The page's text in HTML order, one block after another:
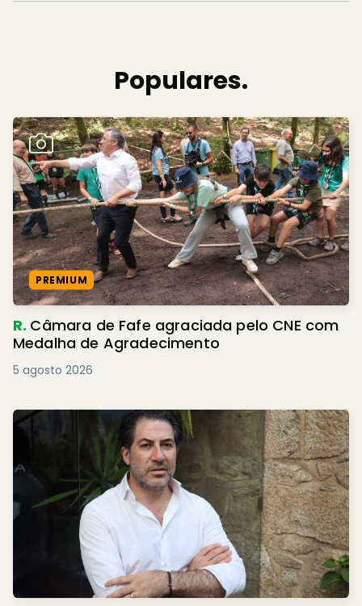
Populares.
PREMIUM
R. Câmara de Fafe agraciada pelo CNE com
Medalha de Agradecimento
5 agosto 2026